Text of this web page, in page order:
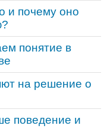
и почему оно
понятие в
на решение о
поведение и